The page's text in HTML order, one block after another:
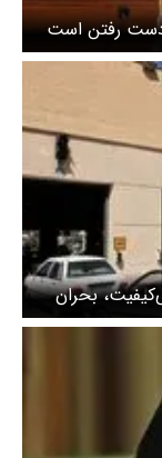
دست رفتن است
بحران